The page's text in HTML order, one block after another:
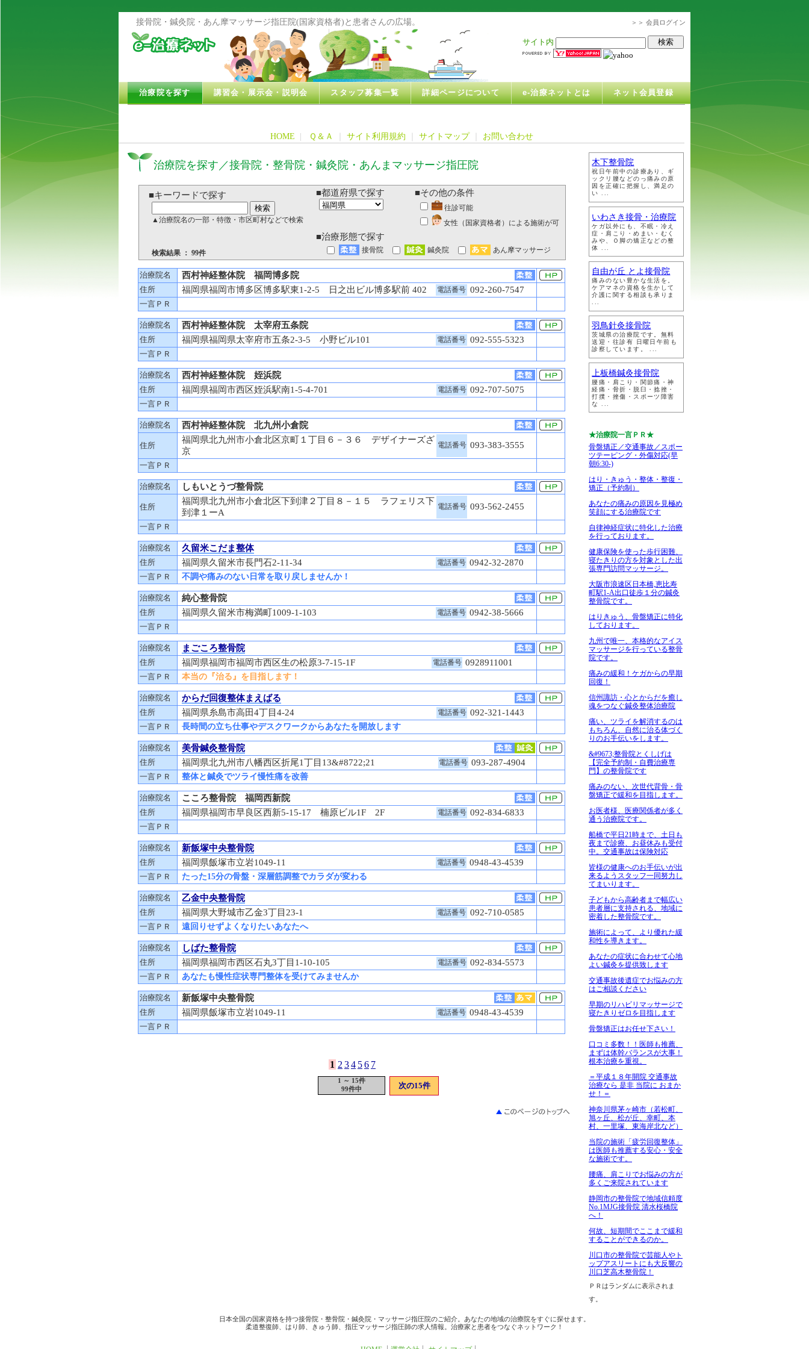
接骨院・鍼灸院・あん摩マッサージ指圧院(国家資格者)と患者さんの広場。 ＞＞ 会員ログイン
サイト内
治療院を探す 講習会・展示会・説明会 スタッフ募集一覧 詳細ページについて e-治療ネットとは ネット会員登録
HOME | Ｑ＆Ａ サイト利用規約 サイトマップ｜ お問い合わせ
木下整骨院
祝日午前中の診療あり、ギ
ックリ腰などのっ痛みの原
因を正確に把握し、満足の
い ...
いわさき接骨・治療院
ケガ以外にも、不眠・冷え
症・肩こり・めまい・むく
みや、Ｏ脚の矯正などの整
体 ...
自由が丘 とよ接骨院
痛みのない豊かな生活を。
ケアマネの資格を生かして
介護に関する相談も承りま
羽鳥針灸接骨院
茨城県の治療院です。無料
送迎・往診有 日曜日午前も
診察しています。 ...
上板橋鍼灸接骨院
腰痛・肩こり・関節痛・神
経痛・骨折・脱臼・捻挫・
打撲・挫傷・スポーツ障害
な ...
★治療院一言ＰＲ★
骨盤矯正／交通事故／スポー
ツテーピング・外傷対応(早
朝6:30-)
はり・きゅう・整体・整復・
矯正（予約制）
あなたの痛みの原因を見極め
笑顔にする治療院です
自律神経症状に特化した治療
を行っております。
健康保険を使った歩行困難、
寝たきりの方を対象とした出
張専門訪問マッサージ。
大阪市浪速区日本橋,恵比寿
町駅1-A出口徒歩１分の鍼灸
整骨院です。
はりきゅう、骨盤矯正に特化
しております。
九州で唯一、本格的なアイス
マッサージを行っている整骨
院です。
痛みの緩和！ケガからの早期
回復！
信州諏訪・心とからだを癒し
魂をつなぐ鍼灸整体治療院
痛い、ツライを解消するのは
もちろん、自然に治る体づく
りのお手伝いをします。
&#9673;整骨院とくしげは
【完全予約制・自費治療専
門】の整骨院です
痛みのない、次世代背骨・骨
盤矯正で緩和を目指します。
お医者様、医療関係者が多く
通う治療院です。
船橋で平日21時まで、土日も
夜まで診療、お昼休みも受付
中。交通事故は保険対応
皆様の健康へのお手伝いが出
来るようスタッフ一同努力し
てまいります。
子どもから高齢者まで幅広い
患者層に支持される、地域に
密着した整骨院です。
施術によって、より優れた緩
和性を導きます。
あなたの症状に合わせて心地
よい鍼灸を提供致します
交通事故後遺症でお悩みの方
はご相談ください
早期のリハビリマッサージで
寝たきりゼロを目指します
骨盤矯正はお任せ下さい！
口コミ多数！！医師も推薦、
まずは体幹バランスが大事！
根本治療を重視。
＝平成１８年開院 交通事故
治療なら 是非 当院に おまか
せ！＝
神奈川県茅ヶ崎市（若松町、
旭ヶ丘、松が丘、幸町、本
村、一里塚、東海岸北など）
当院の施術「疲労回復整体」
は医師も推薦する安心・安全
な施術です。
腰痛、肩こりでお悩みの方が
多くご来院されています
静岡市の整骨院で地域信頼度
No.1MJG接骨院 清水桜橋院
へ！
何故、短期間でここまで緩和
することができるのか。
川口市の整骨院で芸能人やト
ップアスリートにも大反響の
川口芝高木整骨院！
ＰＲはランダムに表示されま
す。
治療院を探す／接骨院・整骨院・鍼灸院・あんまマッサージ指圧院
■キーワードで探す
▲治療院名の一部・特徴・市区町村などで検索
■都道府県で探す ■その他の条件
往診可能
女性（国家資格者）による施術が可
検索結果 ： 99件
■治療形態で探す
接骨院 鍼灸院 あん摩マッサージ
治療院名 西村神経整体院 福岡博多院
住所 福岡県福岡市博多区博多駅東1-2-5 日之出ビル博多駅前 402 電話番号 092-260-7547
一言ＰＲ
治療院名 西村神経整体院 太宰府五条院
住所 福岡県福岡県太宰府市五条2-3-5 小野ビル101 電話番号 092-555-5323
一言ＰＲ
治療院名 西村神経整体院 姪浜院
住所 福岡県福岡市西区姪浜駅南1-5-4-701 電話番号 092-707-5075
一言ＰＲ
治療院名 西村神経整体院 北九州小倉院
住所
福岡県北九州市小倉北区京町１丁目６－３６ デザイナーズざ
京
電話番号 093-383-3555
一言ＰＲ
治療院名 しもいとうづ整骨院
住所
福岡県北九州市小倉北区下到津２丁目８－１５ ラフェリス下
到津１ーA
電話番号 093-562-2455
一言ＰＲ
治療院名 久留米こだま整体
住所 福岡県久留米市長門石2-11-34 電話番号 0942-32-2870
一言ＰＲ 不調や痛みのない日常を取り戻しませんか！
治療院名 純心整骨院
住所 福岡県久留米市梅満町1009-1-103 電話番号 0942-38-5666
一言ＰＲ
治療院名 まごころ整骨院
住所 福岡県福岡市福岡市西区生の松原3-7-15-1F 電話番号 0928911001
一言ＰＲ 本当の『治る』を目指します！
治療院名 からだ回復整体まえばる
住所 福岡県糸島市高田4丁目4-24 電話番号 092-321-1443
一言ＰＲ 長時間の立ち仕事やデスクワークからあなたを開放します
治療院名 美骨鍼灸整骨院
住所 福岡県北九州市八幡西区折尾1丁目13&#8722;21 電話番号 093-287-4904
一言ＰＲ 整体と鍼灸でツライ慢性痛を改善
治療院名 こころ整骨院 福岡西新院
住所 福岡県福岡市早良区西新5-15-17 楠原ビル1F 2F 電話番号 092-834-6833
一言ＰＲ
治療院名 新飯塚中央整骨院
住所 福岡県飯塚市立岩1049‐11 電話番号 0948-43-4539
一言ＰＲ たった15分の骨盤・深層筋調整でカラダが変わる
治療院名 乙金中央整骨院
住所 福岡県大野城市乙金3丁目23-1 電話番号 092-710-0585
一言ＰＲ 遠回りせずよくなりたいあなたへ
治療院名 しばた整骨院
住所 福岡県福岡市西区石丸3丁目1-10-105 電話番号 092-834-5573
一言ＰＲ あなたも慢性症状専門整体を受けてみませんか
治療院名 新飯塚中央整骨院
住所 福岡県飯塚市立岩1049-11 電話番号 0948‐43‐4539
一言ＰＲ
1 2 34 56 7
1 ～ 15件
99件中
次の15件
日本全国の国家資格を持つ接骨院・整骨院・鍼灸院・マッサージ指圧院のご紹介。あなたの地域の治療院をすぐに探せます。
柔道整復師、はり師、きゅう師、指圧マッサージ指圧師の求人情報。治療家と患者をつなぐネットワーク！